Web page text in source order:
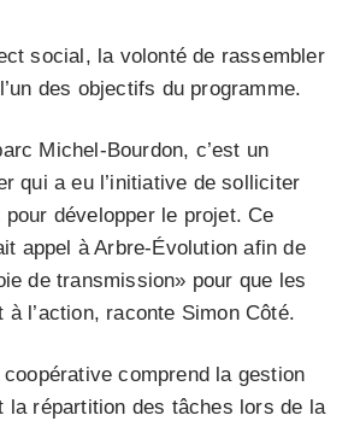
social, la volonté de rassembler
des objectifs du programme.
Michel-Bourdon, c’est un
qui a eu l’initiative de solliciter
pour développer le projet. Ce
appel à Arbre-Évolution afin de
de transmission» pour que les
l’action, raconte Simon Côté.
coopérative comprend la gestion
la répartition des tâches lors de la